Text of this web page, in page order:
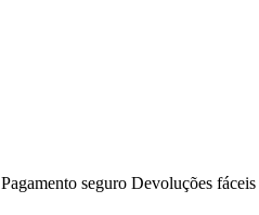
Pagamento seguro Devoluções fáceis